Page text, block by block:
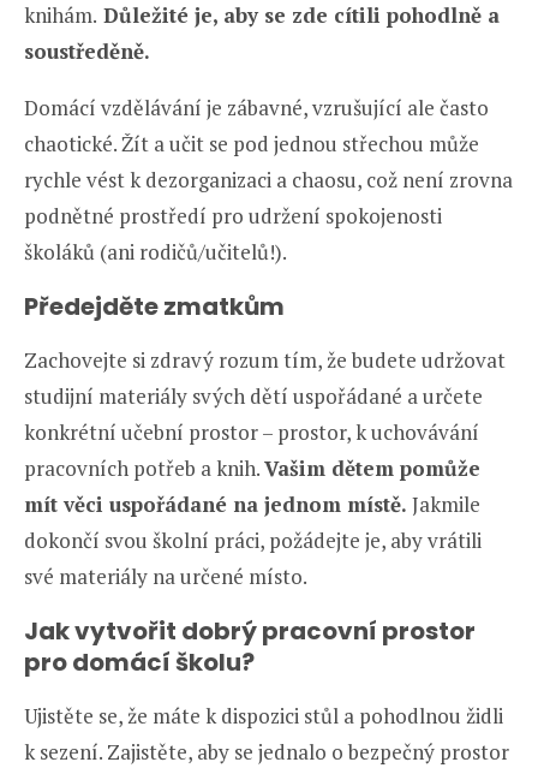
knihám. Důležité je, aby se zde cítili pohodlně a
soustředěně.
Domácí vzdělávání je zábavné, vzrušující ale často
chaotické. Žít a učit se pod jednou střechou může
rychle vést k dezorganizaci a chaosu, což není zrovna
podnětné prostředí pro udržení spokojenosti
školáků (ani rodičů/učitelů!).
Předejděte zmatkům
Zachovejte si zdravý rozum tím, že budete udržovat
studijní materiály svých dětí uspořádané a určete
konkrétní učební prostor – prostor, k uchovávání
pracovních potřeb a knih.Vašim dětem pomůže
mít věci uspořádané na jednom místě. Jakmile
dokončí svou školní práci, požádejte je, aby vrátili
své materiály na určené místo.
Jak vytvořit dobrý pracovní prostor
pro domácí školu?
Ujistěte se, že máte k dispozici stůl a pohodlnou židli
k sezení. Zajistěte, aby se jednalo o bezpečný prostor